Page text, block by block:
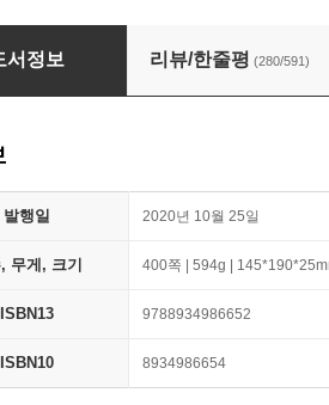
해줘야 할까
서정보 리뷰/한줄평 (280/591)
발행일 2020년 10월 25일
무게, 크기 400쪽 | 594g |
ISBN13 9788934986652
ISBN10 8934986654